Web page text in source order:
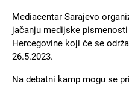
Mediacentar Sarajevo
jačanju medijske
Hercegovine koji će se
26.5.2023.
Na debatni kamp mogu se